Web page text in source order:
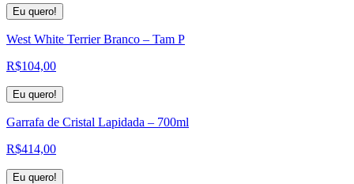
Eu quero!
West White Terrier Branco – Tam P
R$104,00
Eu quero!
Garrafa de Cristal Lapidada – 700ml
R$414,00
Eu quero!